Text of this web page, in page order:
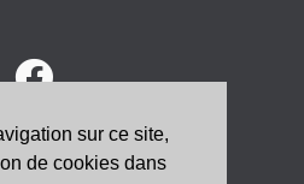
sur ce site,
de cookies dans
VOUS